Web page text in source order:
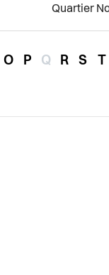
Quartier
O P Q R S T